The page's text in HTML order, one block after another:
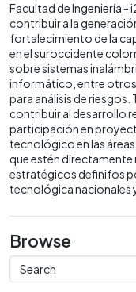
Facultad de Ingeniería -
contribuir a la
fortalecimiento de la
en el suroccidente
sobre sistemas
informático, entre
para análisis de
contribuir al desarrollo
participación en
tecnológico en las
que estén
estratégicos definifos
tecnológica nacionales
Browse